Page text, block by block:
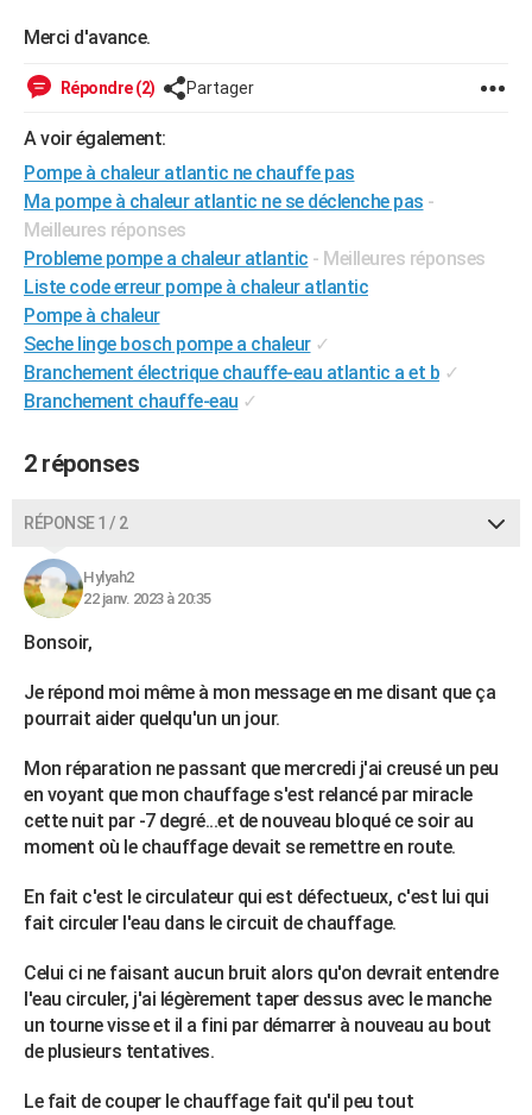
Merci d'avance.
Répondre (2) Partager
A voir également:
Pompe à chaleur atlantic ne chauffe pas
Ma pompe à chaleur atlantic ne se déclenche pas -
Meilleures réponses
Probleme pompe a chaleur atlantic - Meilleures réponses
Liste code erreur pompe à chaleur atlantic
Pompe à chaleur
Seche linge bosch pompe a chaleur ✓
Branchement électrique chauffe-eau atlantic a et b ✓
Branchement chauffe-eau ✓
2 réponses
RÉPONSE 1 / 2
Hylyah2
22 janv. 2023 à 20:35
Bonsoir,
Je répond moi même à mon message en me disant que ça
pourrait aider quelqu'un un jour.
Mon réparation ne passant que mercredi j'ai creusé un peu
en voyant que mon chauffage s'est relancé par miracle
cette nuit par -7 degré...et de nouveau bloqué ce soir au
moment où le chauffage devait se remettre en route.
En fait c'est le circulateur qui est défectueux, c'est lui qui
fait circuler l'eau dans le circuit de chauffage.
Celui ci ne faisant aucun bruit alors qu'on devrait entendre
l'eau circuler, j'ai légèrement taper dessus avec le manche
un tourne visse et il a fini par démarrer à nouveau au bout
de plusieurs tentatives.
Le fait de couper le chauffage fait qu'il peu tout